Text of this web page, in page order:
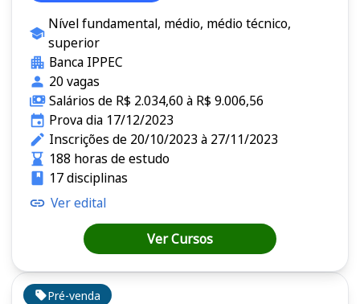
Pré-venda
Nível fundamental, médio, médio técnico,
superior
Banca IPPEC
20 vagas
Salários de R$ 2.034,60 à R$ 9.006,56
Prova dia 17/12/2023
Inscrições de 20/10/2023 à 27/11/2023
188 horas de estudo
17 disciplinas
Ver edital
Ver Cursos